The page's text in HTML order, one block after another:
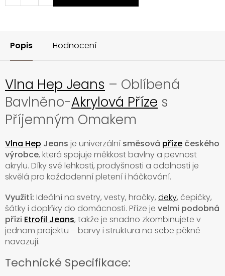
Popis Hodnocení
Vlna Hep Jeans – Oblíbená
Bavlněno-Akrylová Příze s
Příjemným Omakem
Vlna Hep Jeans je univerzální směsová příze českého
výrobce, která spojuje měkkost bavlny a pevnost
akrylu. Díky své lehkosti, prodyšnosti a odolnosti je
skvělá pro každodenní pletení i háčkování.
Využití: Ideální na svetry, vesty, hračky, deky, čepičky,
šátky i doplňky do domácnosti. Příze je velmi podobná
přízi Etrofil Jeans, takže je snadno zkombinujete v
jednom projektu – barvy i struktura na sebe pěkně
navazují.
Technické Specifikace: